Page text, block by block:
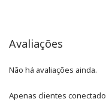
Avaliações
Não há avaliações ainda.
Apenas clientes